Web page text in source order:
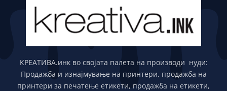
КРЕАТИВА.инк во својата палета на производи нуди:
Продажба и изнајмување на принтери, продажба на
принтери за печатење етикети, продажба на етикети,